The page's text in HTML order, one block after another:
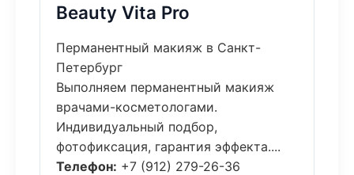
Beauty Vita Pro
Перманентный макияж в Санкт-
Петербург
Выполняем перманентный макияж
врачами-косметологами.
Индивидуальный подбор,
фотофиксация, гарантия эффекта....
Телефон: +7 (912) 279-26-36